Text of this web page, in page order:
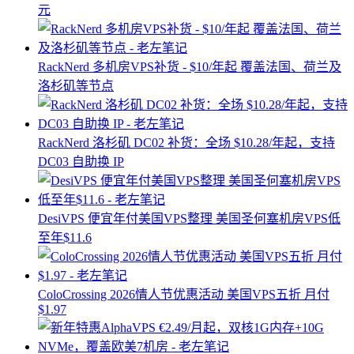
元
RackNerd 多机房VPS补货 - $10/年起 覆盖法国、荷兰及
洛杉矶等节点
RackNerd 洛杉矶 DC02 补货：全场 $10.28/年起，支持
DC03 自助换 IP
DesiVPS 便宜年付美国VPS整理 美国圣何塞机房VPS低
至年$11.6
ColoCrossing 2026情人节优惠活动 美国VPS五折 月付
$1.97